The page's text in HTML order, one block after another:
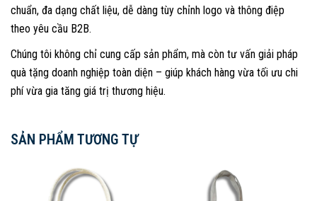
chuẩn, đa dạng chất liệu, dễ dàng tùy chỉnh logo và thông điệp
theo yêu cầu B2B.
Chúng tôi không chỉ cung cấp sản phẩm, mà còn tư vấn giải pháp
quà tặng doanh nghiệp toàn diện – giúp khách hàng vừa tối ưu chi
phí vừa gia tăng giá trị thương hiệu.
SẢN PHẨM TƯƠNG TỰ